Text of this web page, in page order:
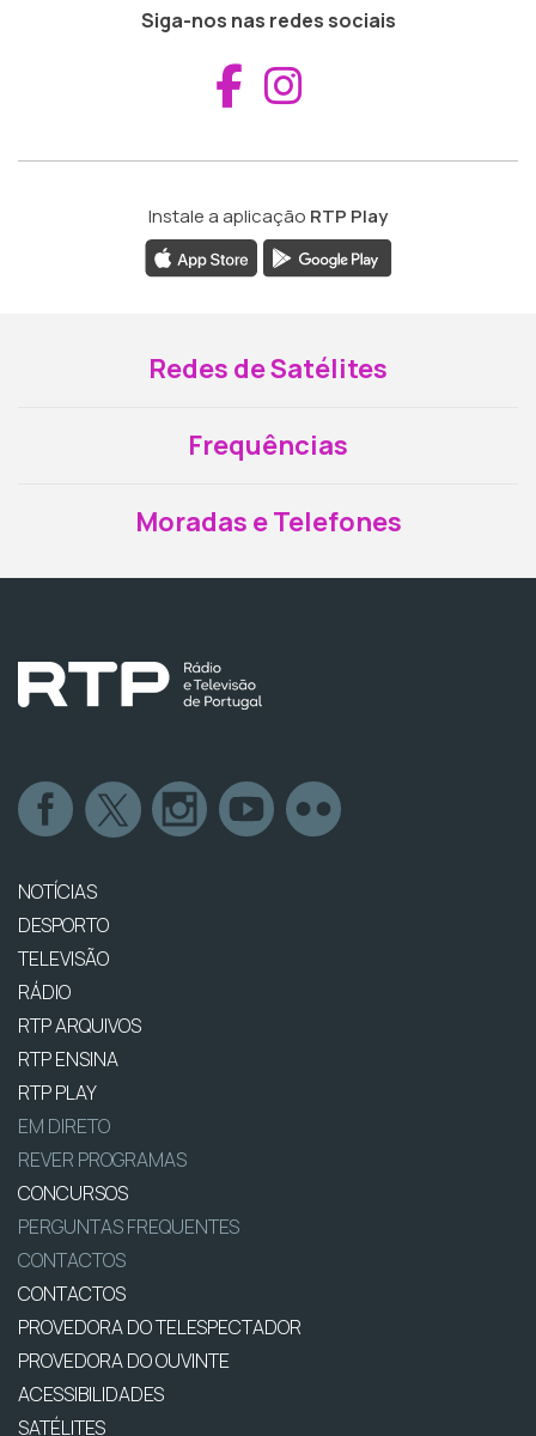
Siga-nos nas redes sociais
Aceder ao
Instale a aplicação RTP Play
Redes de Satélites
Frequências
Moradas e Telefones
NOTÍCIAS
DESPORTO
TELEVISÃO
RÁDIO
RTP ARQUIVOS
RTP ENSINA
RTP PLAY
EM DIRETO
REVER PROGRAMAS
CONCURSOS
PERGUNTAS FREQUENTES
CONTACTOS
CONTACTOS
PROVEDORA DO TELESPECTADOR
PROVEDORA DO OUVINTE
ACESSIBILIDADES
SATÉLITES